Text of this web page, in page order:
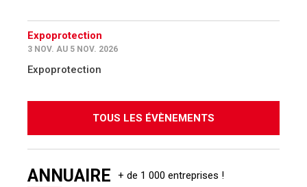
Expoprotection
3 NOV. AU 5 NOV. 2026
Expoprotection
TOUS LES ÉVÈNEMENTS
ANNUAIRE